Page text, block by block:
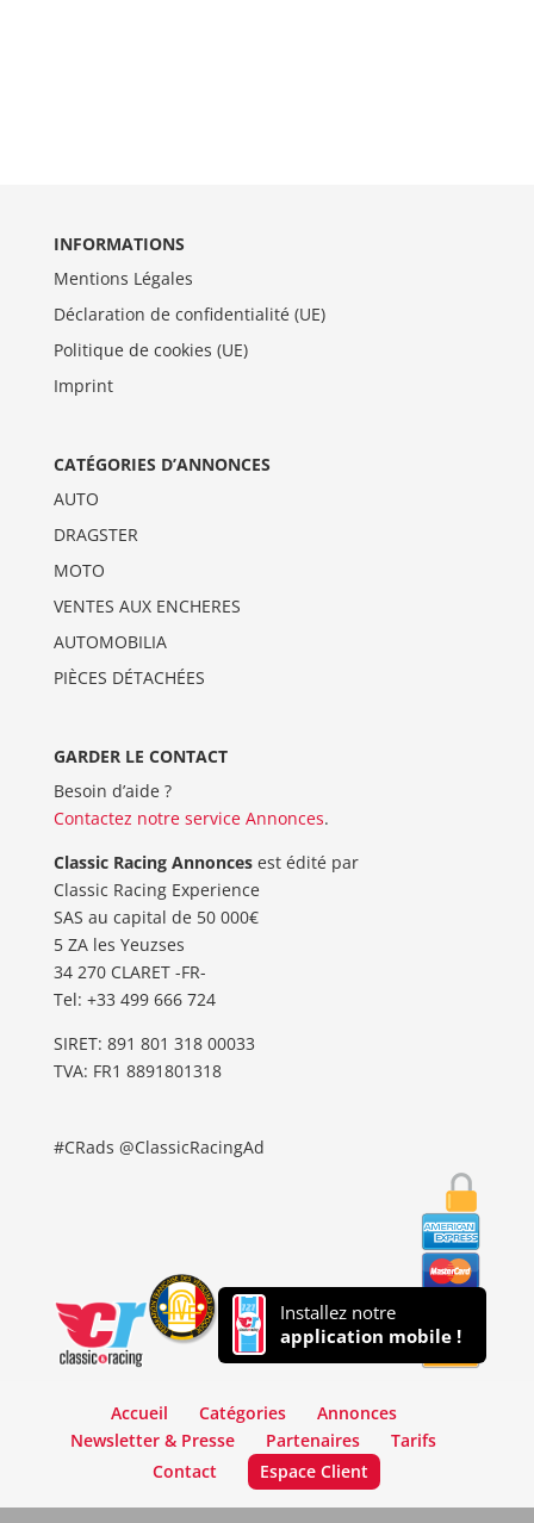
INFORMATIONS
Mentions Légales
Déclaration de confidentialité (UE)
Politique de cookies (UE)
Imprint
CATÉGORIES D’ANNONCES
AUTO
DRAGSTER
MOTO
VENTES AUX ENCHERES
AUTOMOBILIA
PIÈCES DÉTACHÉES
GARDER LE CONTACT
Besoin d’aide ?
Contactez notre service Annonces.
Classic Racing Annoncesest édité par
Classic Racing Experience
SAS au capital de 50 000€
5 ZA les Yeuzses
34 270 CLARET -FR-
Tel: ‭+33 499 666 724‬
SIRET: 891 801 318 00033
TVA: FR1 8891801318
#CRads @ClassicRacingAd
Installez notre
application mobile !
Accueil Catégories
Annonces
Newsletter & Presse
Partenaires
Tarifs
Contact
Espace Client